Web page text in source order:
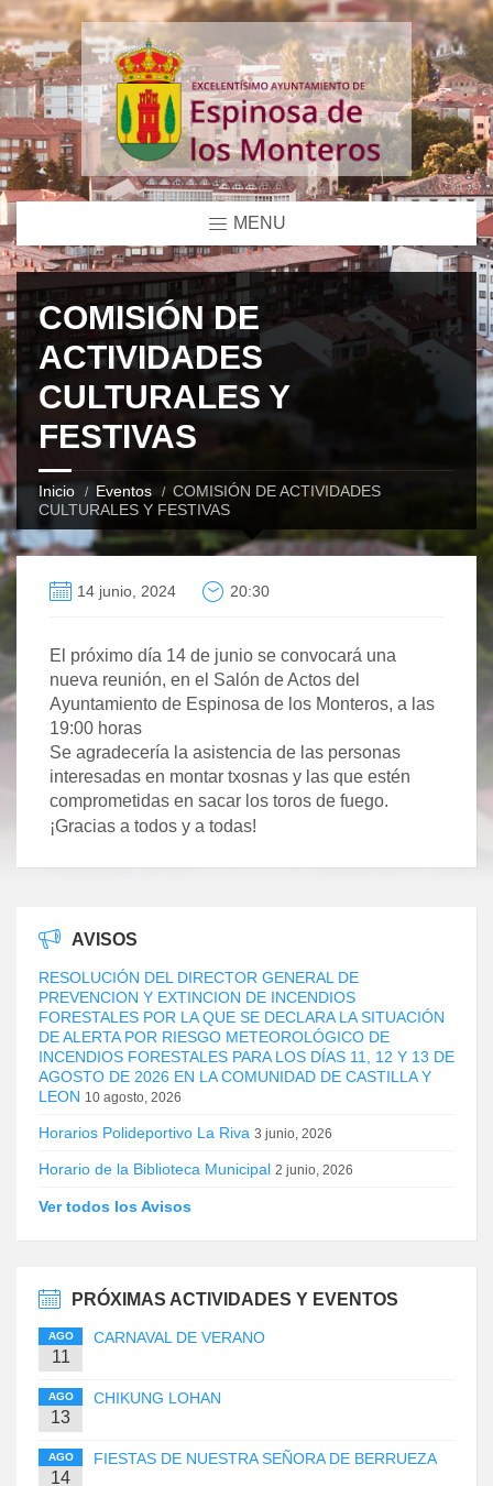
MENU
COMISIÓN DE
ACTIVIDADES
CULTURALES Y
FESTIVAS
Inicio Eventos
COMISIÓN DE ACTIVIDADES
CULTURALES Y FESTIVAS
14 junio, 2024 20:30
El próximo día 14 de junio se convocará una
nueva reunión, en el Salón de Actos del
Ayuntamiento de Espinosa de los Monteros, a las
19:00 horas
Se agradecería la asistencia de las personas
interesadas en montar txosnas y las que estén
comprometidas en sacar los toros de fuego.
¡Gracias a todos y a todas!
AVISOS
RESOLUCIÓN DEL DIRECTOR GENERAL DE
PREVENCION Y EXTINCION DE INCENDIOS
FORESTALES POR LA QUE SE DECLARA LA SITUACIÓN
DE ALERTA POR RIESGO METEOROLÓGICO DE
INCENDIOS FORESTALES PARA LOS DÍAS 11, 12 Y 13 DE
AGOSTO DE 2026 EN LA COMUNIDAD DE CASTILLA Y
LEON 10 agosto, 2026
Horarios Polideportivo La Riva 3 junio, 2026
Horario de la Biblioteca Municipal 2 junio, 2026
Ver todos los Avisos
PRÓXIMAS ACTIVIDADES Y EVENTOS
AGO
11
CARNAVAL DE VERANO
AGO
13
CHIKUNG LOHAN
AGO
14
FIESTAS DE NUESTRA SEÑORA DE BERRUEZA